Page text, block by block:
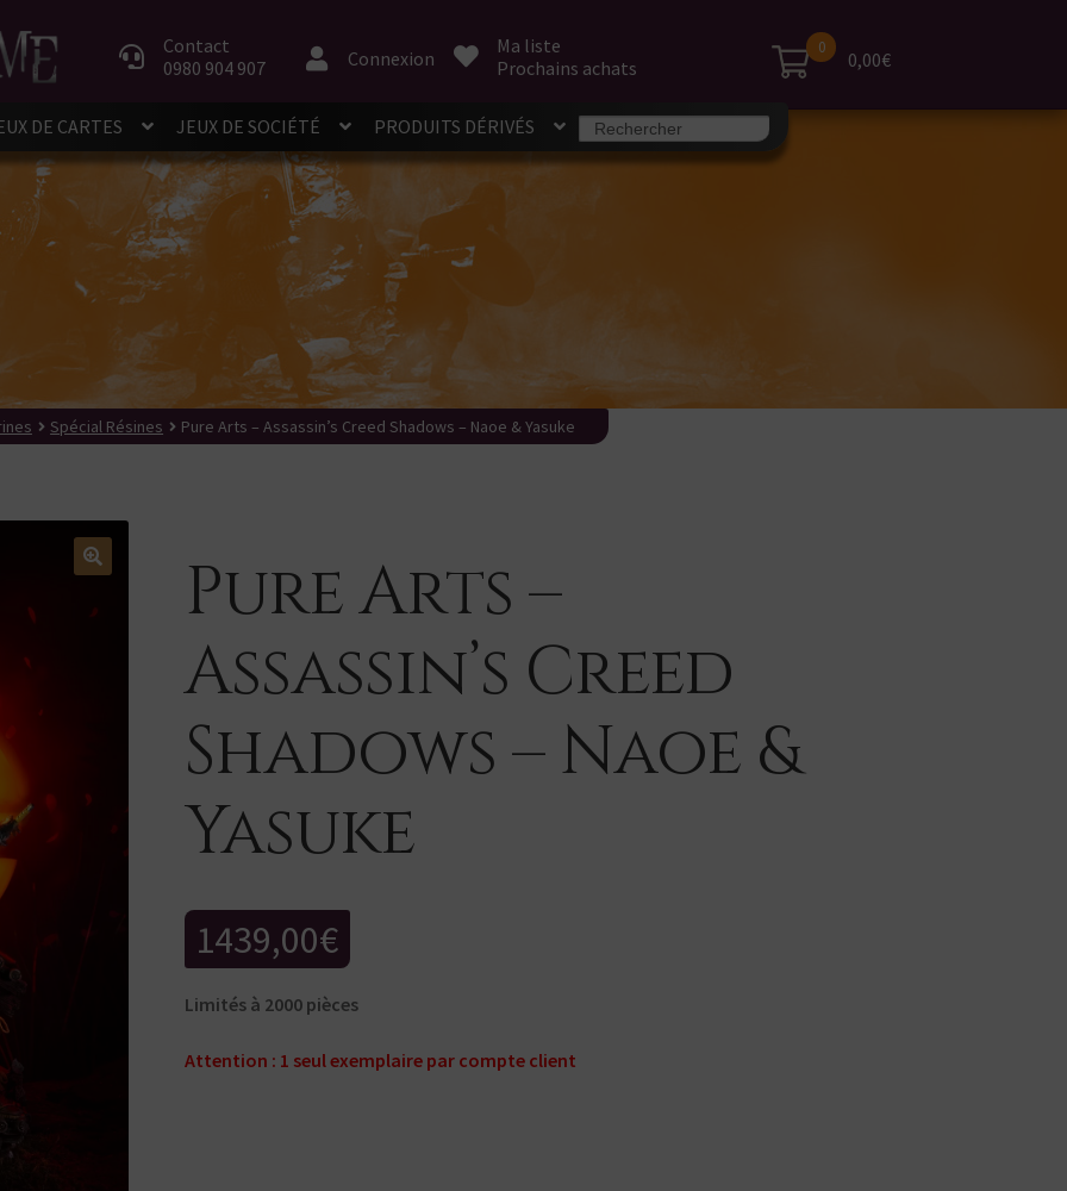
àau
contenu
Contact
0980 904 907
Connexion
Ma liste
Prochains achats
DE CARTES JEUX DE SOCIÉTÉ PRODUITS DÉRIVÉS
Search
for:
0
0,00€
Spécial Résines Pure Arts – Assassin’s Creed Shadows – Naoe & Yasuke
Pure Arts –
Assassin’s Creed
Shadows – Naoe &
Yasuke
1439,00€
Limités à 2000 pièces
Attention : 1 seul exemplaire par compte client